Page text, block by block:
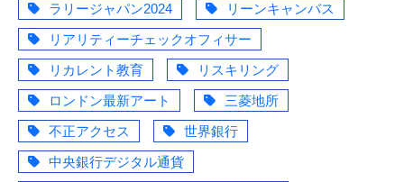
ラリージャパン2024
リーンキャンバス
リアリティーチェックオフィサー
リカレント教育
リスキリング
ロンドン最新アート
三菱地所
不正アクセス
世界銀行
中央銀行デジタル通貨